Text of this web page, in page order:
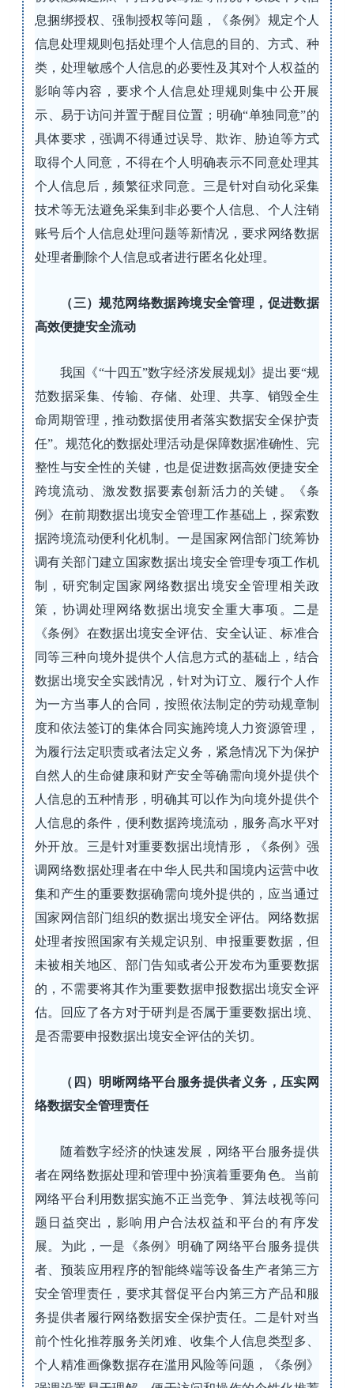
息捆绑授权、强制授权等问题，《条例》规定个人
信息处理规则包括处理个人信息的目的、方式、种
类，处理敏感个人信息的必要性及其对个人权益的
影响等内容，要求个人信息处理规则集中公开展
示、易于访问并置于醒目位置；明确“单独同意”的
具体要求，强调不得通过误导、欺诈、胁迫等方式
取得个人同意，不得在个人明确表示不同意处理其
个人信息后，频繁征求同意。三是针对自动化采集
技术等无法避免采集到非必要个人信息、个人注销
账号后个人信息处理问题等新情况，要求网络数据
处理者删除个人信息或者进行匿名化处理。
（三）规范网络数据跨境安全管理，促进数据
高效便捷安全流动
我国《“十四五”数字经济发展规划》提出要“规
范数据采集、传输、存储、处理、共享、销毁全生
命周期管理，推动数据使用者落实数据安全保护责
任”。规范化的数据处理活动是保障数据准确性、完
整性与安全性的关键，也是促进数据高效便捷安全
跨境流动、激发数据要素创新活力的关键。《条
例》在前期数据出境安全管理工作基础上，探索数
据跨境流动便利化机制。一是国家网信部门统筹协
调有关部门建立国家数据出境安全管理专项工作机
制，研究制定国家网络数据出境安全管理相关政
策，协调处理网络数据出境安全重大事项。二是
《条例》在数据出境安全评估、安全认证、标准合
同等三种向境外提供个人信息方式的基础上，结合
数据出境安全实践情况，针对为订立、履行个人作
为一方当事人的合同，按照依法制定的劳动规章制
度和依法签订的集体合同实施跨境人力资源管理，
为履行法定职责或者法定义务，紧急情况下为保护
自然人的生命健康和财产安全等确需向境外提供个
人信息的五种情形，明确其可以作为向境外提供个
人信息的条件，便利数据跨境流动，服务高水平对
外开放。三是针对重要数据出境情形，《条例》强
调网络数据处理者在中华人民共和国境内运营中收
集和产生的重要数据确需向境外提供的，应当通过
国家网信部门组织的数据出境安全评估。网络数据
处理者按照国家有关规定识别、申报重要数据，但
未被相关地区、部门告知或者公开发布为重要数据
的，不需要将其作为重要数据申报数据出境安全评
估。回应了各方对于研判是否属于重要数据出境、
是否需要申报数据出境安全评估的关切。
（四）明晰网络平台服务提供者义务，压实网
络数据安全管理责任
随着数字经济的快速发展，网络平台服务提供
者在网络数据处理和管理中扮演着重要角色。当前
网络平台利用数据实施不正当竞争、算法歧视等问
题日益突出，影响用户合法权益和平台的有序发
展。为此，一是《条例》明确了网络平台服务提供
者、预装应用程序的智能终端等设备生产者第三方
安全管理责任，要求其督促平台内第三方产品和服
务提供者履行网络数据安全保护责任。二是针对当
前个性化推荐服务关闭难、收集个人信息类型多、
个人精准画像数据存在滥用风险等问题，《条例》